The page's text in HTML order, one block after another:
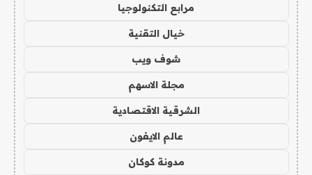
مرابع التكنولوجيا
خيال التقنية
شوف ويب
مجلة الاسهم
الشرقية الاقتصادية
عالم الايفون
مدونة كوكان